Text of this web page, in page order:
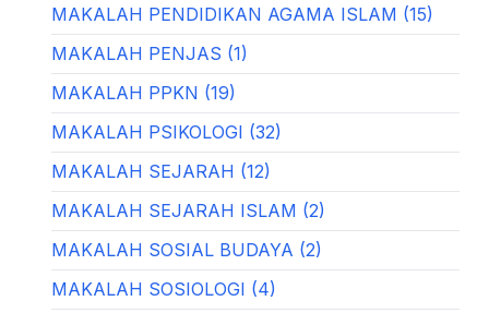
MAKALAH PENDIDIKAN AGAMA ISLAM (15)
MAKALAH PENJAS (1)
MAKALAH PPKN (19)
MAKALAH PSIKOLOGI (32)
MAKALAH SEJARAH (12)
MAKALAH SEJARAH ISLAM (2)
MAKALAH SOSIAL BUDAYA (2)
MAKALAH SOSIOLOGI (4)